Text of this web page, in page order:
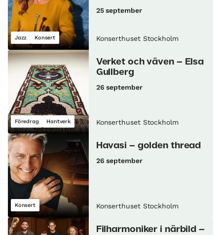
Jazz Konsert
25 september
Konserthuset Stockholm
Föredrag Hantverk
Verket och väven – Elsa
Gullberg
26 september
Konserthuset Stockholm
Konsert
Havasi – golden thread
26 september
Konserthuset Stockholm
Filharmoniker i närbild –